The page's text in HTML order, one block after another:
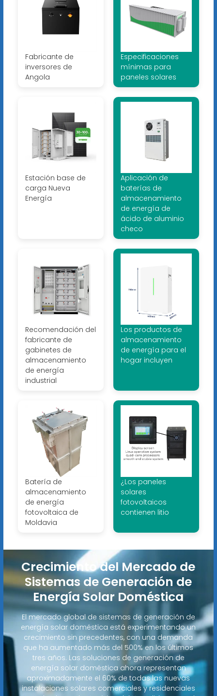
Fabricante de
inversores de
Angola
Especificaciones
mínimas para
paneles solares
Estación base de
carga Nueva
Energía
Aplicación de
baterías de
almacenamiento
de energía de
ácido de aluminio
checo
Recomendación del
fabricante de
gabinetes de
almacenamiento
de energía
industrial
Los productos de
almacenamiento
de energía para el
hogar incluyen
Batería de
almacenamiento
de energía
fotovoltaica de
Moldavia
¿Los paneles
solares
fotovoltaicos
contienen litio
Crecimiento del Mercado de
Sistemas de Generación de
Energía Solar Doméstica
El mercado global de sistemas de generación de
energía solar doméstica está experimentando un
crecimiento sin precedentes, con una demanda
que ha aumentado más del 500% en los últimos
tres años. Las soluciones de generación de
energía solar doméstica ahora representan
aproximadamente el 60% de todas las nuevas
instalaciones solares comerciales y residenciales